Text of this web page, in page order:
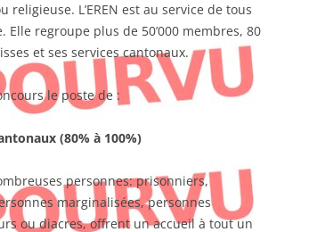
L’EREN est au service de tous
regroupe plus de 50’000 membres, 80
et ses services cantonaux.
le poste de :
(80% à 100%)
personnes: prisonniers,
marginalisées, personnes
ou diacres, offrent un accueil à tout un